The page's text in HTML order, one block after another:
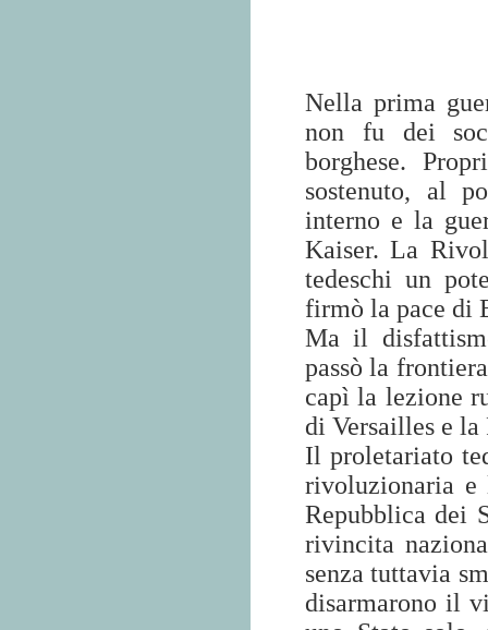
Nella prima
non fu dei
borghese.
sostenuto, al
interno e la
Kaiser. La
tedeschi un
firmò la pace di
Ma il
passò la
capì la lezione
di Versailles e
Il proletariato
rivoluzionaria e
Repubblica dei
rivincita
senza tuttavia
disarmarono il